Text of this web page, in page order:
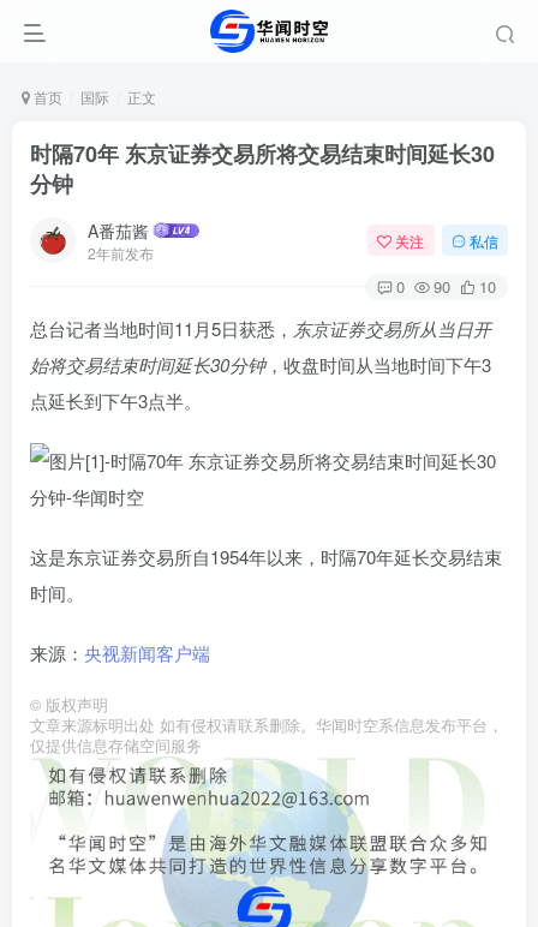
首页 国际 正文
时隔70年 东京证券交易所将交易结束时间延长30
分钟
A番茄酱
2年前发布
关注 私信
0 90 10
总台记者当地时间11月5日获悉， 东京证券交易所从当日开
始将交易结束时间延长30分钟，收盘时间从当地时间下午3
点延长到下午3点半。
这是东京证券交易所自1954年以来，时隔70年延长交易结束
时间。
来源： 央视新闻客户端
© 版权声明
文章来源标明出处 如有侵权请联系删除。华闻时空系信息发布平台，
仅提供信息存储空间服务